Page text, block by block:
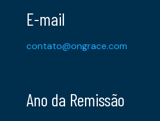
E-mail
contato@ongrace.com
Ano da Remissão